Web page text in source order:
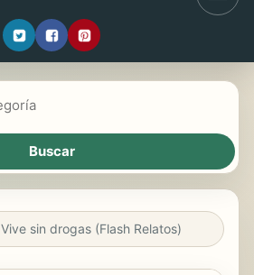
Vive sin drogas (Flash Relatos)